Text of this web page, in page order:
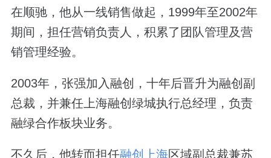
在顺驰，他从一线销售做起，1999年至2002年
期间，担任营销负责人，积累了团队管理及营
销管理经验。
2003年，张强加入融创，十年后晋升为融创副
总裁，并兼任上海融创绿城执行总经理，负责
融绿合作板块业务。
不久后，他转而担任融创上海区域副总裁兼苏